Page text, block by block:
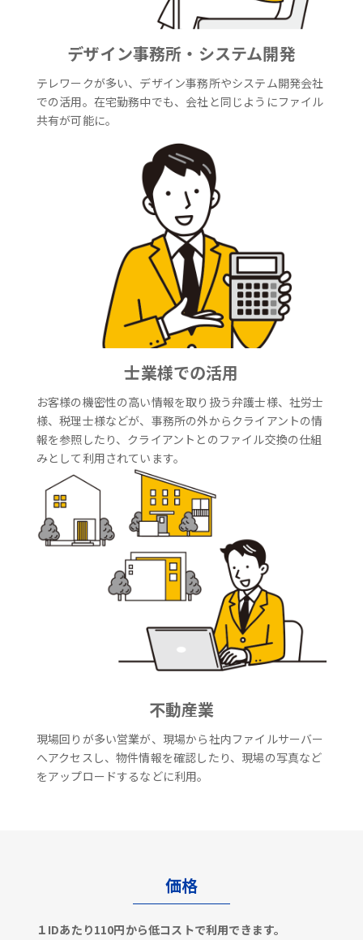
デザイン事務所・システム開発
テレワークが多い、デザイン事務所やシステム開発会社
での活用。在宅勤務中でも、会社と同じようにファイル
共有が可能に。
士業様での活用
お客様の機密性の高い情報を取り扱う弁護士様、社労士
様、税理士様などが、事務所の外からクライアントの情
報を参照したり、クライアントとのファイル交換の仕組
みとして利用されています。
不動産業
現場回りが多い営業が、現場から社内ファイルサーバー
へアクセスし、物件情報を確認したり、現場の写真など
をアップロードするなどに利用。
価格
１IDあたり110円から低コストで利用できます。